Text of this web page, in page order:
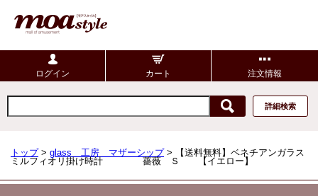
ログイン カート 注文情報
詳細検索
トップ> glass 工房 マザーシップ> 【送料無料】ベネチアンガラス
ミルフィオリ掛け時計 薔薇 Ｓ 【イエロー】